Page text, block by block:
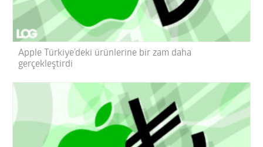
Apple Türkiye’deki ürünlerine bir zam daha
gerçekleştirdi